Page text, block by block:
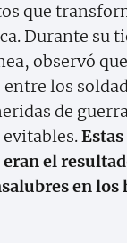
que
Durante su
observó
los
de
Estas
el
en los